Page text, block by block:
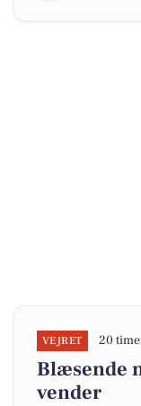
VEJRET 20
Blæsende
vender